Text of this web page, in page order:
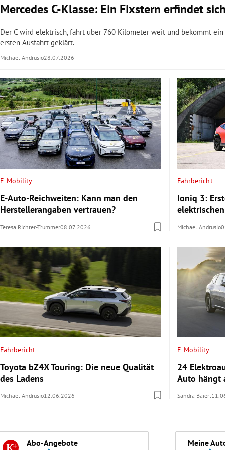
Mercedes C-Klasse: Ein Fixstern erfindet
Der C wird elektrisch, fährt über 760 Kilometer weit und bekommt
ersten Ausfahrt geklärt.
Michael Andrusio28.07.2026
E-Mobility
E-Auto-Reichweiten: Kann man den
Herstellerangaben vertrauen?
Teresa Richter-Trummer08.07.2026
Fahrbericht
Ioniq 3:
Michael Andrusio
Fahrbericht
Toyota bZ4X Touring: Die neue Qualität
des Ladens
Michael Andrusio12.06.2026
E-Mobility
24
Auto hängt
Sandra Baierl
Abo-Angebote Meine